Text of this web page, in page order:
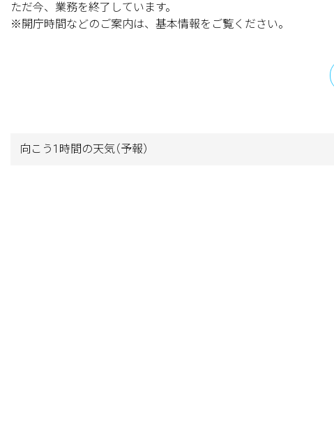
ただ今、業務を終了しています。
※開庁時間などのご案内は、基本情報をご覧ください。
向こう1時間の天気（予報）